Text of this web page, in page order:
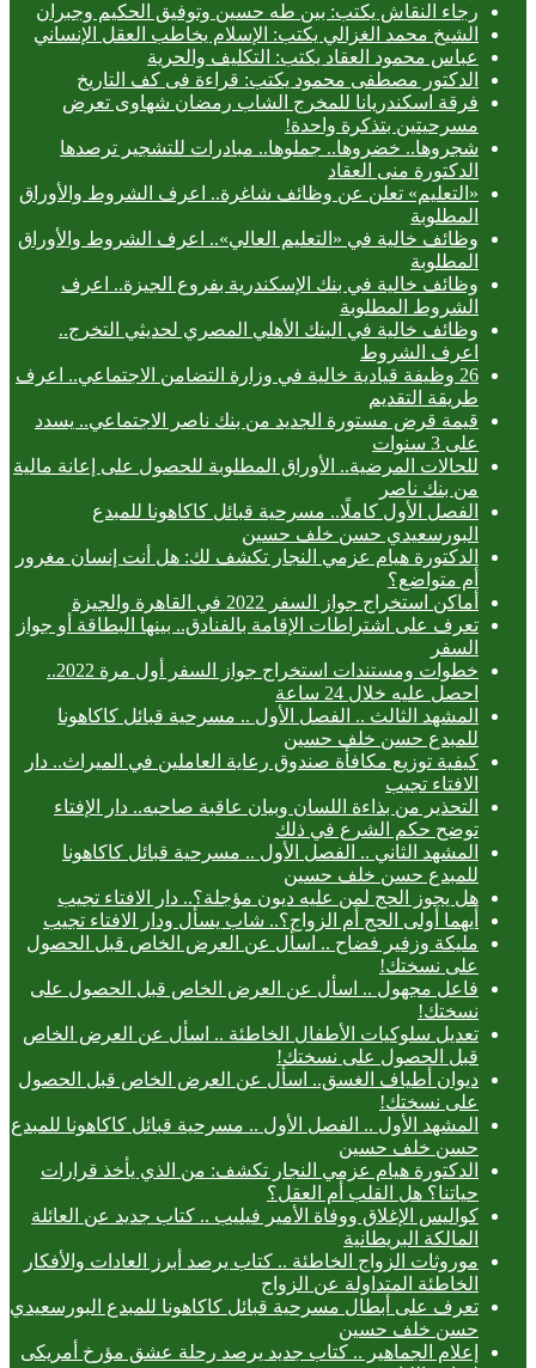
رجاء النقاش يكتب: بين طه حسين وتوفيق الحكيم وجبران
الشيخ محمد الغزالي يكتب: الإسلام يخاطب العقل الإنساني
عباس محمود العقاد يكتب: التكليف والحرية
الدكتور مصطفى محمود يكتب: قراءة فى كف التاريخ
فرقة اسكندريانا للمخرج الشاب رمضان شهاوى تعرض
مسرحيتين بتذكرة واحدة!
شجروها.. خضروها.. جملوها.. مبادرات للتشجير ترصدها
الدكتورة منى العقاد
«التعليم» تعلن عن وظائف شاغرة.. اعرف الشروط والأوراق
المطلوبة
وظائف خالية في «التعليم العالي».. اعرف الشروط والأوراق
المطلوبة
وظائف خالية في بنك الإسكندرية بفروع الجيزة.. اعرف
الشروط المطلوبة
وظائف خالية في البنك الأهلي المصري لحديثي التخرج..
اعرف الشروط
26 وظيفة قيادية خالية في وزارة التضامن الاجتماعي.. اعرف
طريقة التقديم
قيمة قرض مستورة الجديد من بنك ناصر الاجتماعي.. يسدد
على 3 سنوات
للحالات المرضية.. الأوراق المطلوبة للحصول على إعانة مالية
من بنك ناصر
الفصل الأول كاملًا.. مسرحية قبائل كاكاهونا للمبدع
البورسعيدي حسن خلف حسين
الدكتورة هيام عزمي النجار تكشف لك: هل أنت إنسان مغرور
أم متواضع؟
أماكن استخراج جواز السفر 2022 في القاهرة والجيزة
تعرف على اشتراطات الإقامة بالفنادق.. بينها البطاقة أو جواز
السفر
خطوات ومستندات استخراج جواز السفر أول مرة 2022..
احصل عليه خلال 24 ساعة
المشهد الثالث .. الفصل الأول .. مسرحية قبائل كاكاهونا
للمبدع حسن خلف حسين
كيفية توزيع مكافأة صندوق رعاية العاملين في الميراث.. دار
الافتاء تجيب
التحذير من بذاءة اللسان وبيان عاقبة صاحبه.. دار الإفتاء
توضح حكم الشرع في ذلك
المشهد الثاني .. الفصل الأول .. مسرحية قبائل كاكاهونا
للمبدع حسن خلف حسين
هل يجوز الحج لمن عليه ديون مؤجلة؟.. دار الافتاء تجيب
أيهما أولى الحج أم الزواج؟.. شاب يسأل ودار الافتاء تجيب
مليكة وزفير فضاح .. اسأل عن العرض الخاص قبل الحصول
على نسختك!
فاعل مجهول .. اسأل عن العرض الخاص قبل الحصول على
نسختك!
تعديل سلوكيات الأطفال الخاطئة .. اسأل عن العرض الخاص
قبل الحصول على نسختك!
ديوان أطياف الغسق.. اسأل عن العرض الخاص قبل الحصول
على نسختك!
المشهد الأول .. الفصل الأول .. مسرحية قبائل كاكاهونا للمبدع
حسن خلف حسين
الدكتورة هيام عزمي النجار تكشف: من الذي يأخذ قرارات
حياتنا؟ هل القلب أم العقل؟
كواليس الإغلاق ووفاة الأمير فيليب .. كتاب جديد عن العائلة
المالكة البريطانية
موروثات الزواج الخاطئة .. كتاب يرصد أبرز العادات والأفكار
الخاطئة المتداولة عن الزواج
تعرف على أبطال مسرحية قبائل كاكاهونا للمبدع البورسعيدي
حسن خلف حسين
إعلام الجماهير .. كتاب جديد يرصد رحلة عشق مؤرخ أمريكى